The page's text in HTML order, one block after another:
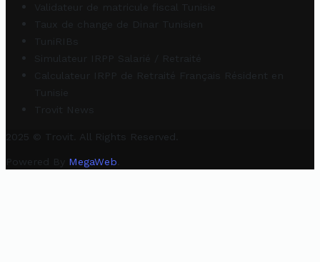
Validateur de matricule fiscal Tunisie
Taux de change de Dinar Tunisien
TuniRIBs
Simulateur IRPP Salarié / Retraité
Calculateur IRPP de Retraité Français Résident en
Tunisie
Trovit News
2025 © Trovit. All Rights Reserved.
Powered By MegaWeb